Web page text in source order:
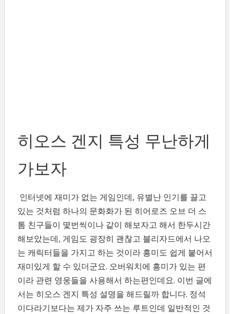
히오스 겐지 특성 무난하게
가보자
인터넷에 재미가 없는 게임인데, 유별난 인기를 끌고
있는 것처럼 하나의 문화화가 된 히어로즈 오브 더 스
톰 친구들이 몇번씩이나 같이 해보자고 해서 한두시간
해보았는데, 게임도 굉장히 괜찮고 블리자드에서 나오
는 캐릭터들을 가지고 하는 것이라 흥미도 쉽게 붙어서
재미있게 할 수 있더군요. 오버워치에 흥미가 있는 편
이라 관련 영웅들을 사용해서 하는편인데요. 이번 글에
서는 히오스 겐지 특성 설명을 해드릴까 합니다. 정석
이다라기보다는 제가 자주 쓰는 루트인데 일반적인 것